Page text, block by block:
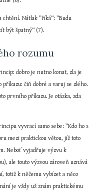
Nátlak ”říká“: ”Budu
být špatný“ (7).
rozumu
dobro je nutno konat, zla je
čiň dobré a varuj se zlého.
prvního příkazu. Je otázka, zda
vyvrací samo sebe: ”Kdo ho s
mezi praktickou větou, jíž toto
Neboť vyjadřuje výzvu k
ale touto výzvou zároveň uznává
totiž k něčemu vybízet a něco
je vždy už znám praktickému